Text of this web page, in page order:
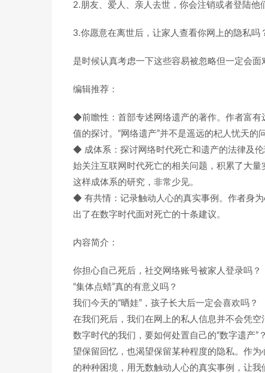
2.朋友、爱人、亲人去世，你会注销或者登陆他
3.你愿意在离世后，让家人查看你网上的隐私吗
是时候认真考虑一下这些容易被忽略但一定会面
编辑推荐：
◆前瞻性：首部专述网络遗产的著作。作者富有
值的探讨。“网络遗产”并不是遥远的杞人忧天的
◆ 成体系：探讨网络时代死亡和遗产的法律及
始关注互联网时代死亡的相关问题，积累了大
这样成体系的研究，非常少见。
◆ 有共情：记录触动人心的真实事例。作者身
出了在数字时代面对死亡的十条建议。
内容简介：
你担心自己死后，社交网络账号被家人登录吗？
“集体点蜡”真的有意义吗？
我们今天的“晒娃”，孩子长大后一定会喜欢吗？
在我们死后，我们在网上的私人信息并不会凭
数字时代的我们，要如何处置自己的“数字遗产
望保留回忆，也渴望保留某种程度的隐私。作为
的种种困境，用无数触动人心的真实事例，让